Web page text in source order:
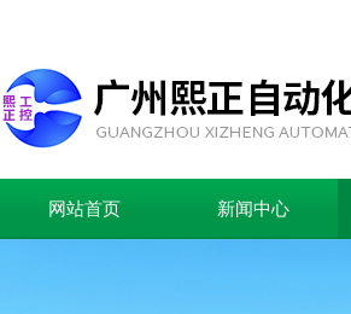
网站首页 新闻中心